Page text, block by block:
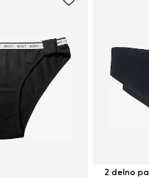
2 delno